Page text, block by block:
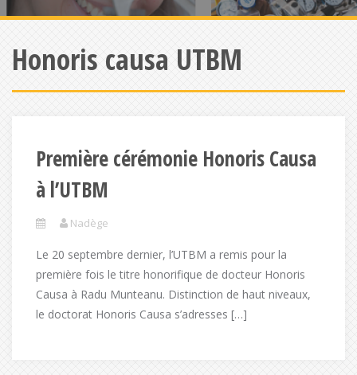
Honoris causa UTBM
Première cérémonie Honoris Causa
à l’UTBM
Nadège
Le 20 septembre dernier, l’UTBM a remis pour la
première fois le titre honorifique de docteur Honoris
Causa à Radu Munteanu. Distinction de haut niveaux,
le doctorat Honoris Causa s’adresses […]